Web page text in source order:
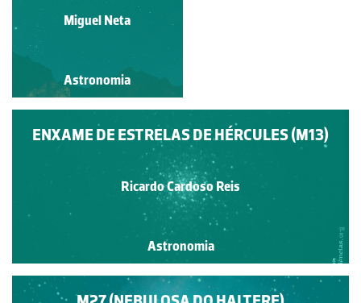
Ricardo Cardoso Reis
Astronomia
ENXAME DE ESTRELAS DE HÉRCULES (M13)
Ricardo Cardoso Reis
Astronomia
Miguel Neta
Astronomia